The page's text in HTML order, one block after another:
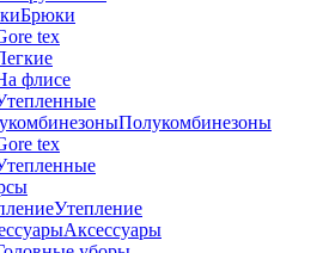
Брюки
tex
флисе
Полукомбинезоны
tex
Утепление
Аксессуары